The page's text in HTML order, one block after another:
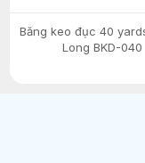
Băng keo đục 40
Long BKD-040